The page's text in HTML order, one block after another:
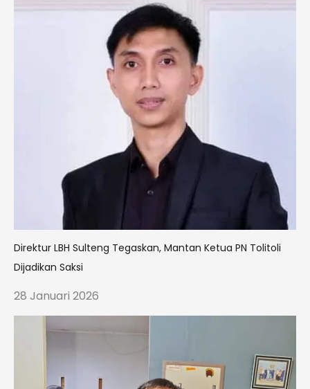
Direktur LBH Sulteng Tegaskan, Mantan Ketua PN Tolitoli
Dijadikan Saksi
28 Januari 2026